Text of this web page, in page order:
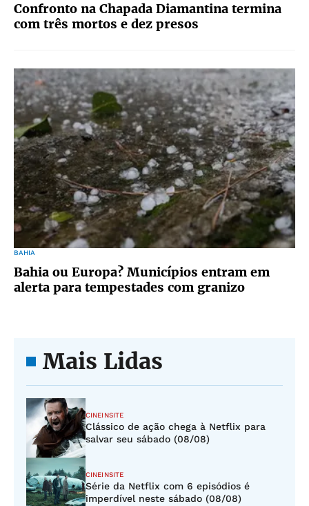
Confronto na Chapada Diamantina termina
com três mortos e dez presos
BAHIA
Bahia ou Europa? Municípios entram em
alerta para tempestades com granizo
Mais Lidas
CINEINSITE
Clássico de ação chega à Netflix para
salvar seu sábado (08/08)
CINEINSITE
Série da Netflix com 6 episódios é
imperdível neste sábado (08/08)